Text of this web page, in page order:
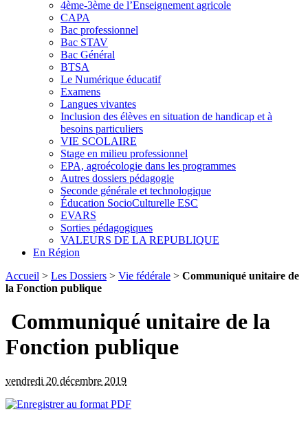
4ème-3ème de l’Enseignement agricole
CAPA
Bac professionnel
Bac STAV
Bac Général
BTSA
Le Numérique éducatif
Examens
Langues vivantes
Inclusion des élèves en situation de handicap et à
besoins particuliers
VIE SCOLAIRE
Stage en milieu professionnel
EPA, agroécologie dans les programmes
Autres dossiers pédagogie
Seconde générale et technologique
Éducation SocioCulturelle ESC
EVARS
Sorties pédagogiques
VALEURS DE LA REPUBLIQUE
En Région
Accueil > Les Dossiers > Vie fédérale > Communiqué unitaire de
la Fonction publique
Communiqué unitaire de la
Fonction publique
vendredi 20 décembre 2019